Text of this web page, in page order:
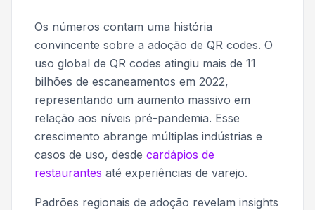
Os números contam uma história
convincente sobre a adoção de QR codes. O
uso global de QR codes atingiu mais de 11
bilhões de escaneamentos em 2022,
representando um aumento massivo em
relação aos níveis pré-pandemia. Esse
crescimento abrange múltiplas indústrias e
casos de uso, desde cardápios de
restaurantes até experiências de varejo.
Padrões regionais de adoção revelam insights